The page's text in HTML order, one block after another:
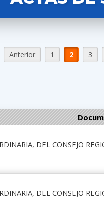
Anterior 1 2 3
DEL CONSEJO
DEL CONSEJO